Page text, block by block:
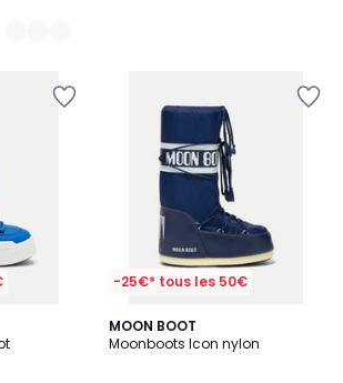
-25€* tous les 50€
MOON BOOT
Moonboots Icon nylon